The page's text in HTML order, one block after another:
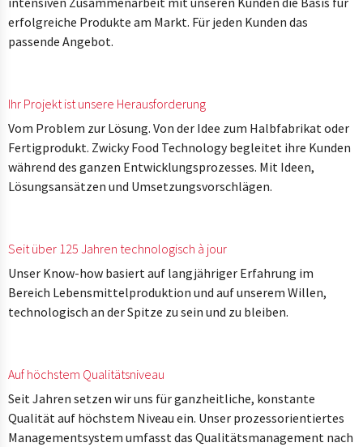
erfolgreiche Produkte am Markt. Für jeden Kunden das
passende Angebot.
Ihr Projekt ist unsere Herausforderung
Vom Problem zur Lösung. Von der Idee zum Halbfabrikat oder
Fertigprodukt. Zwicky Food Technology begleitet ihre Kunden
während des ganzen Entwicklungsprozesses. Mit Ideen,
Lösungsansätzen und Umsetzungsvorschlägen.
Seit über 125 Jahren technologisch à jour
Unser Know-how basiert auf langjähriger Erfahrung im
Bereich Lebensmittelproduktion und auf unserem Willen,
technologisch an der Spitze zu sein und zu bleiben.
Auf höchstem Qualitätsniveau
Seit Jahren setzen wir uns für ganzheitliche, konstante
Qualität auf höchstem Niveau ein. Unser prozessorientiertes
Managementsystem umfasst das Qualitätsmanagement nach